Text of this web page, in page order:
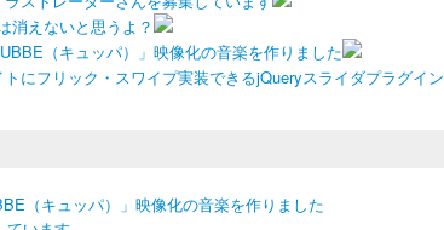
消えないと思うよ？
（キュッパ）」映像化の音楽を作りました
にフリック・スワイプ実装できるjQueryスライダプラグイン
（キュッパ）」映像化の音楽を作りました